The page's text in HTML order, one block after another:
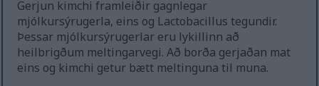
Gerjun kimchi framleiðir gagnlegar
mjólkursýrugerla, eins og Lactobacillus tegundir.
Þessar mjólkursýrugerlar eru lykillinn að
heilbrigðum meltingarvegi. Að borða gerjaðan mat
eins og kimchi getur bætt meltinguna til muna.